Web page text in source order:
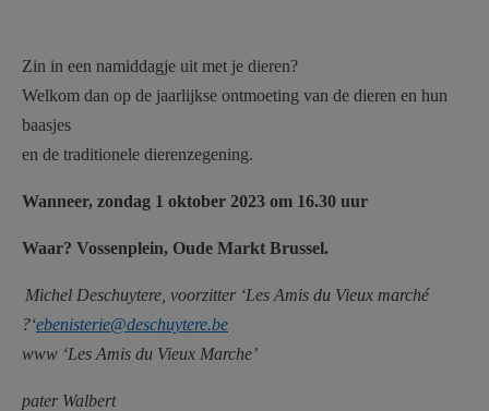
MIJN PAROCHIE
AANMELDEN OF REGISTREREN
Zin in een namiddagje uit met je dieren?
Welkom dan op de jaarlijkse ontmoeting van de dieren en hun
baasjes
en de traditionele dierenzegening.
Wanneer, zondag 1 oktober 2023 om 16.30 uur
Waar? Vossenplein, Oude Markt Brussel.
Michel Deschuytere, voorzitter ‘Les Amis du Vieux marché
?‘ebenisterie@deschuytere.be
www ‘Les Amis du Vieux Marche’
pater Walbert